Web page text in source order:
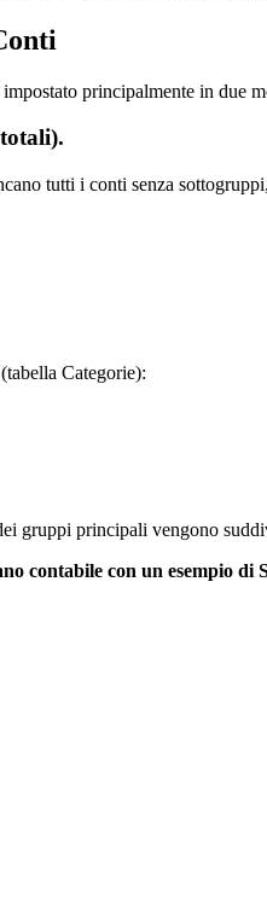
principalmente in due
tutti i conti senza
Categorie):
gruppi principali vengono
contabile con un esempio